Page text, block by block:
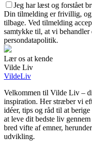
Jeg har læst og forstået
Din tilmelding er frivillig,
tilbage. Ved tilmelding
samtykke til, at vi
persondatapolitik.
Lær os at kende
Vilde Liv
VildeLiv
Velkommen til Vilde Liv –
inspiration. Her stræber vi
idéer, tips og råd til at
at leve dit bedste liv
bred vifte af emner,
udvikling.